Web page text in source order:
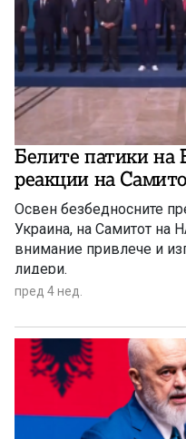
Белите патики на
реакции на
Освен безбедносните
Украина, на Самитот на
внимание привлече и
лидери.
пред 4 нед.